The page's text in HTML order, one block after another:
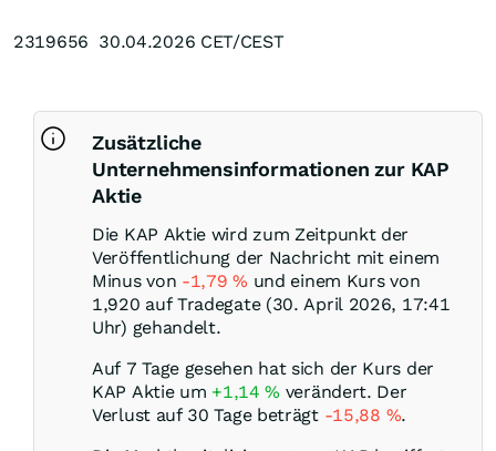
2319656 30.04.2026 CET/CEST
Zusätzliche
Unternehmensinformationen zur KAP
Aktie
Die KAP Aktie wird zum Zeitpunkt der
Veröffentlichung der Nachricht mit einem
Minus von -1,79% und einem Kurs von
1,920 auf Tradegate (30. April 2026, 17:41
Uhr) gehandelt.
Auf 7 Tage gesehen hat sich der Kurs der
KAP Aktie um +1,14% verändert. Der
Verlust auf 30 Tage beträgt -15,88 %.